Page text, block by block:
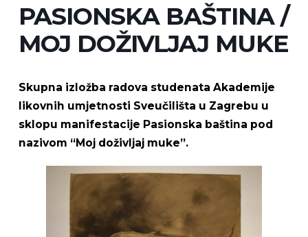
PASIONSKA BAŠTINA /
MOJ DOŽIVLJAJ MUKE
Skupna izložba radova studenata Akademije
likovnih umjetnosti Sveučilišta u Zagrebu u
sklopu manifestacije Pasionska baština pod
nazivom “Moj doživljaj muke”.